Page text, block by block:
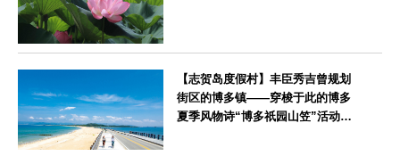
【志贺岛度假村】丰臣秀吉曾规划
街区的博多镇——穿梭于此的博多
夏季风物诗“博多祇园山笠”活动期